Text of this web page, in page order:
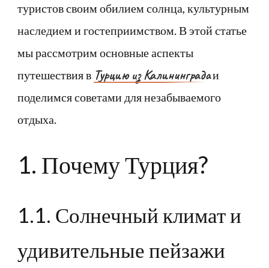
туристов своим обилием солнца, культурным
наследием и гостеприимством. В этой статье
мы рассмотрим основные аспекты
путешествия в Турцию из Калининградаи
поделимся советами для незабываемого
отдыха.
1. Почему Турция?
1.1. Солнечный климат и
удивительные пейзажи